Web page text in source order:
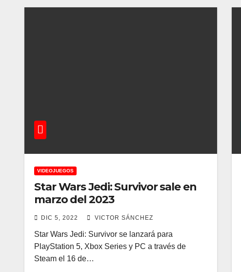
VIDEOJUEGOS
Star Wars Jedi: Survivor sale en
marzo del 2023
DIC 5, 2022 VICTOR SÁNCHEZ
Star Wars Jedi: Survivor se lanzará para
PlayStation 5, Xbox Series y PC a través de
Steam el 16 de…